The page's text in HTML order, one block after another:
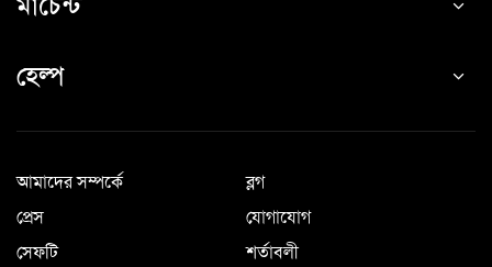
হেল্প
আমাদের সম্পর্কে
ব্লগ
প্রেস
যোগাযোগ
সেফটি
শর্তাবলী